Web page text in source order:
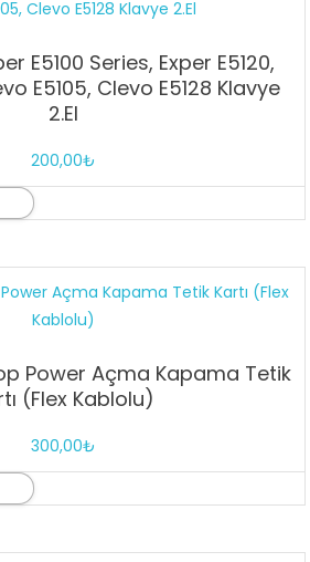
E5100 Series, Exper E5120,
E5105, Clevo E5128 Klavye
2.El
200,00₺
Power Açma Kapama Tetik
(Flex Kablolu)
300,00₺